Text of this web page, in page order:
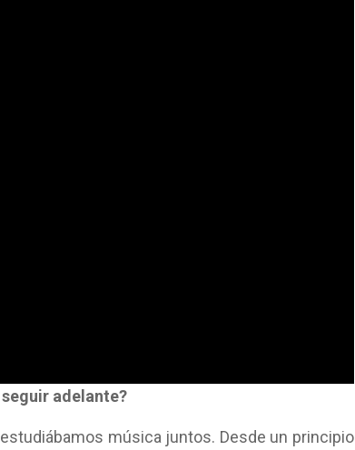
adelante?
música juntos. Desde un principio